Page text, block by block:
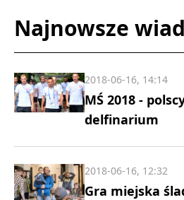
Najnowsze
MŚ 2018 -
delfinarium
2018-06-16, 14:14
Gra miejska
2018-06-16, 12:32